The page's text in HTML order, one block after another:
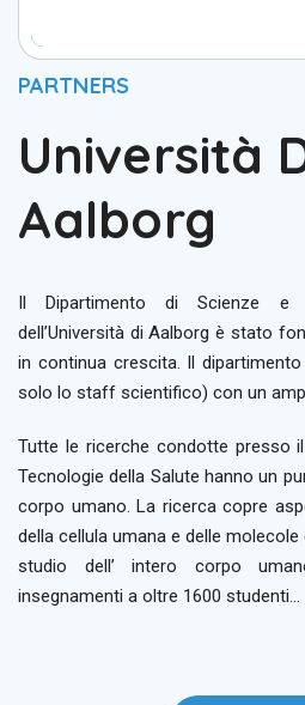
PARTNERS
Università
Aalborg
Il Dipartimento di Scienze e
dell’Università di Aalborg è stato
in continua crescita. Il
solo lo staff scientifico) con un
Tutte le ricerche condotte presso
Tecnologie della Salute hanno un
corpo umano. La ricerca copre
della cellula umana e delle
studio dell’ intero corpo
insegnamenti a oltre 1600 studenti…